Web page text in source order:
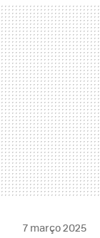
7 março 2025